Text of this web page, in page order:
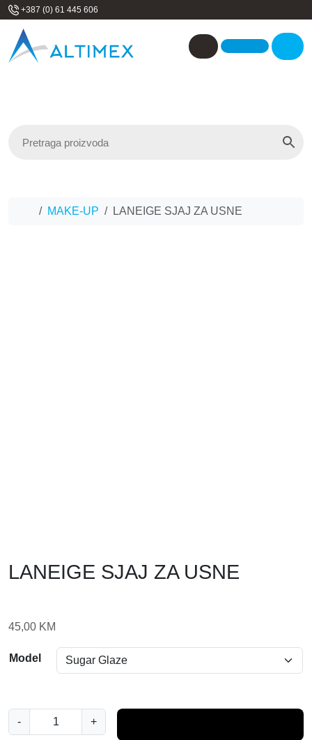
Skip to content
+387 (0) 61 445 606
Account
Home
MAKE-UP LANEIGE SJAJ ZA USNE
LANEIGE SJAJ ZA USNE
45,00 KM
Model
-
A
+